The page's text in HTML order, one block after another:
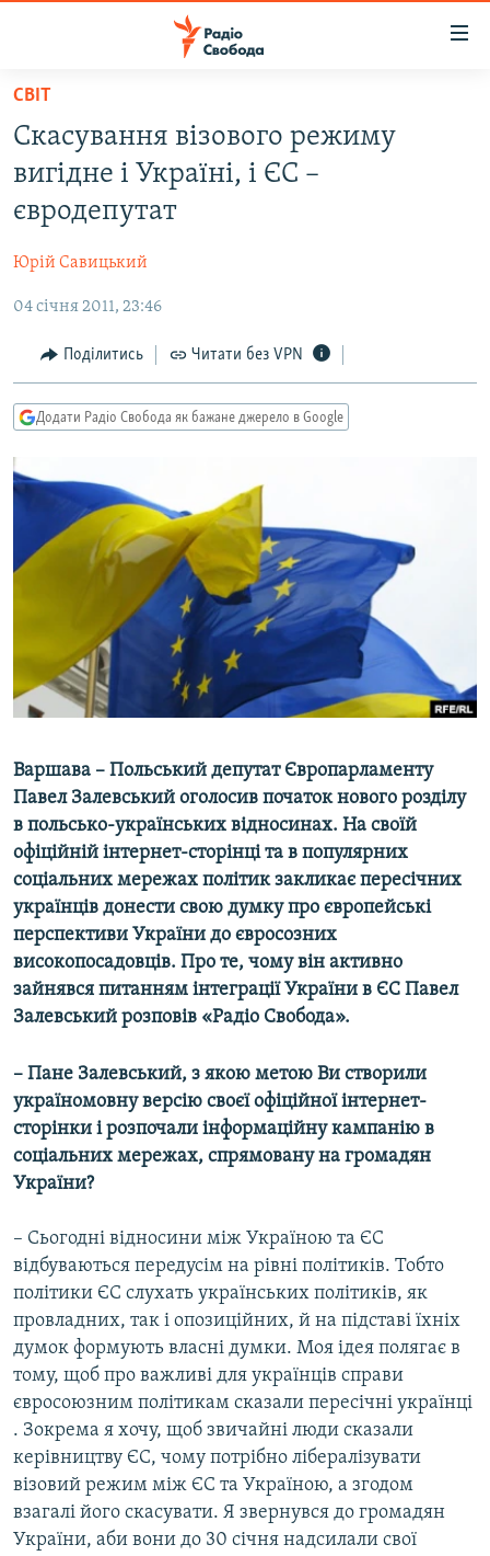
Перейти
основного
матеріалу
до
основної
навігації
Перейти
пошуку
ВСЕ ЗА ДОБУ
ЕКОНОМІКА
СУСПІЛЬСТВО
КУЛЬТУРА
УКРАЇНА
РОСІЙСЬКА «ФІЛЬТРАЦІЯ»
ДОНБАС.РЕАЛІЇ
КРИМ.РЕАЛІЇ
СХЕМИ
КИТАЙ.ВИКЛИКИ
МУЛЬТИМЕДІА
ФОТО
ПОДКАСТИ
КРИМ РЕАЛІЇ
РУС
УКР
КТАТ
ДОЛУЧАЙСЯ!
Усі сайти RFE/RL
СВІТ
Скасування візового режиму
вигідне і Україні, і ЄС –
євродепутат
Юрій Савицький
04 січня 2011, 23:46
Поділитись Читати без VPN
Додати Радіо Свобода як бажане джерело в Google
Варшава – Польський депутат Європарламенту
Павел Залевський оголосив початок нового розділу
в польсько-українських відносинах. На своїй
офіційній інтернет-сторінці та в популярних
соціальних мережах політик закликає пересічних
українців донести свою думку про європейські
перспективи України до євросозних
високопосадовців. Про те, чому він активно
зайнявся питанням інтеграції України в ЄС Павел
Залевський розповів «Радіо Свобода».
– Пане Залевський, з якою метою Ви створили
україномовну версію своєї офіційної інтернет-
сторінки і розпочали інформаційну кампанію в
соціальних мережах, спрямовану на громадян
України?
– Сьогодні відносини між Україною та ЄС
відбуваються передусім на рівні політиків. Тобто
політики ЄС слухать українських політиків, як
провладних, так і опозиційних, й на підставі їхніх
думок формують власні думки. Моя ідея полягає в
тому, щоб про важливі для українців справи
євросоюзним політикам сказали пересічні українці
. Зокрема я хочу, щоб звичайні люди сказали
керівництву ЄС, чому потрібно лібералізувати
візовий режим між ЄС та Україною, а згодом
взагалі його скасувати. Я звернувся до громадян
України, аби вони до 30 січня надсилали свої